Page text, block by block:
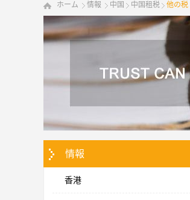
ホーム 情報 中国 中国租税 他の税
情報
香港